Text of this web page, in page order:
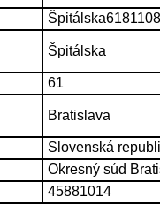
Špitálska
61
Bratislava
Slovenská
Okresný súd
45881014